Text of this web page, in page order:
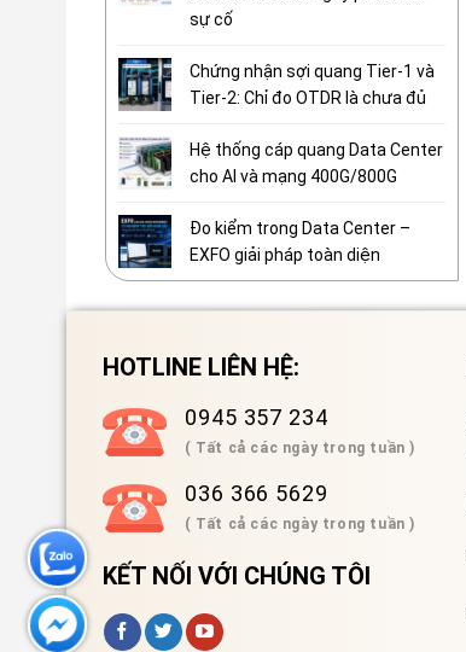
sự cố
Chứng nhận sợi quang Tier-1 và
Tier-2: Chỉ đo OTDR là chưa đủ
Hệ thống cáp quang Data Center
cho AI và mạng 400G/800G
Đo kiểm trong Data Center –
EXFO giải pháp toàn diện
HOTLINE LIÊN HỆ:
0945 357 234
( Tất cả các ngày trong tuần )
036 366 5629
( Tất cả các ngày trong tuần )
KẾT NỐI VỚI CHÚNG TÔI